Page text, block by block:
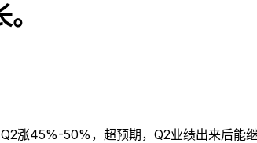
涨45%-50%，超预期，Q2业绩出来后能